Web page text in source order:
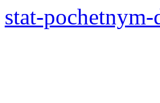
stat-